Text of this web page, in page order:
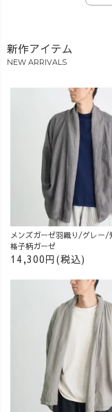
新作アイテム
NEW ARRIVALS
メンズガーゼ羽織り/グレー/
格子柄ガーゼ
14,300円(税込)